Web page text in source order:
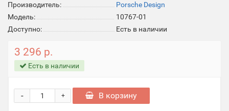
Производитель:
Porsche Design
Модель:
10767-01
Доступно:
Есть в наличии
3 296 р.
Есть в наличии
+
- В корзину